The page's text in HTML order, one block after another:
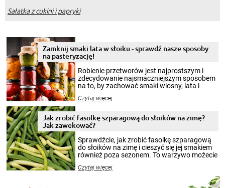
Sałatka z cukini i papryki
Zamknij smaki lata w słoiku - sprawdź nasze sposoby
na pasteryzację!
Robienie przetworów jest najprostszym i
zdecydowanie najsmaczniejszym sposobem
na to, by zachować smaki wiosny, lata i
krajobrazów, by cieszyć nimi oko w sezonie
pełni poczuć atmosferę cieplejszych
miesięcy. Przygotowanie słoików ze
patenty, które pozwolą zachować świeżość
przetworów.
Czytaj więcej
Jak zrobić fasolkę szparagową do słoików na zimę?
Jak zawekować?
Sprawdźcie, jak zrobić fasolkę szparagową
do słoików na zimę i cieszyć się jej smakiem
również poza sezonem. To warzywo możecie
nasze propozycje!
Czytaj więcej